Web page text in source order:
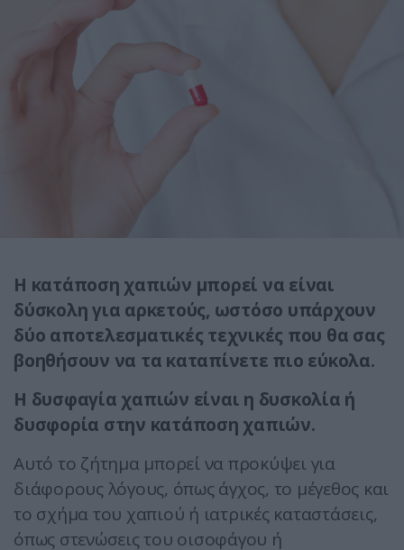
Η κατάποση χαπιών μπορεί να είναι
δύσκολη για αρκετούς, ωστόσο υπάρχουν
δύο αποτελεσματικές τεχνικές που θα σας
βοηθήσουν να τα καταπίνετε πιο εύκολα.
Η δυσφαγία χαπιών είναι η δυσκολία ή
δυσφορία στην κατάποση χαπιών.
Αυτό το ζήτημα μπορεί να προκύψει για
διάφορους λόγους, όπως άγχος, το μέγεθος και
το σχήμα του χαπιού ή ιατρικές καταστάσεις,
όπως στενώσεις του οισοφάγου ή